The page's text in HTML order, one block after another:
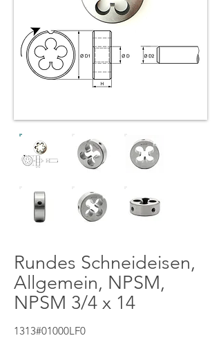
Rundes Schneideisen,
Allgemein, NPSM,
NPSM 3/4 x 14
1313#01000LF0